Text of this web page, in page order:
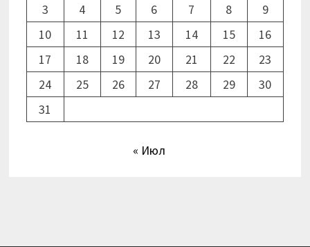
3
4 5 6 7 8
9
10
11 12 13 14 15
16
17
18 19 20 21 22
23
24
25 26 27 28 29
30
31
« Июл